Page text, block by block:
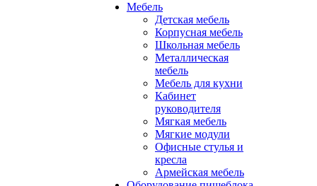
Мебель
Детская мебель
Корпусная мебель
Школьная мебель
Металлическая
мебель
Мебель для кухни
Кабинет
руководителя
Мягкая мебель
Мягкие модули
Офисные стулья и
кресла
Армейская мебель